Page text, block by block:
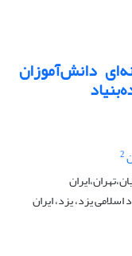
دانش‌آموزان
2
یزد، یزد، ایران